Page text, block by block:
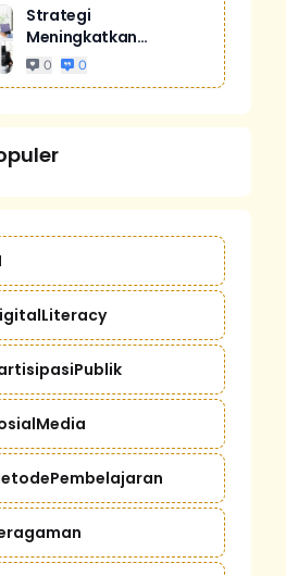
Strategi
Meningkatkan
Penjualan Melalui
0 0